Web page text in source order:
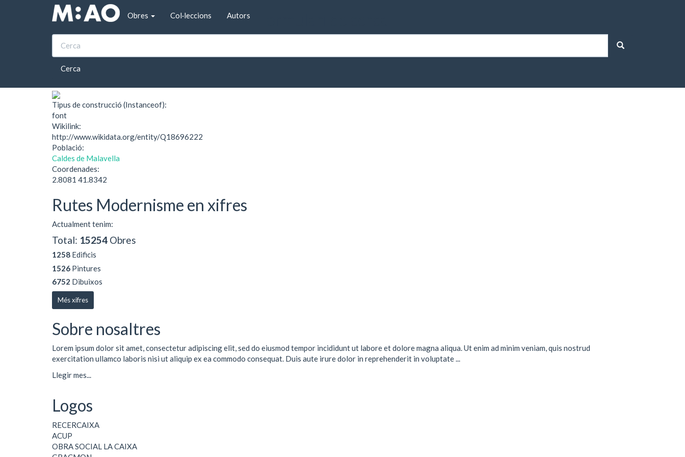
Vés al contingut
Obres
Col·leccions Autors
Cerca
Inici Font de la Vaca (Caldes de Malavella)
Font de la Vaca (Caldes de Malavella)
Tipus de construcció (Instanceof):
font
Wikilink:
http://www.wikidata.org/entity/Q18696222
Població:
Caldes de Malavella
Coordenades:
2.8081 41.8342
Rutes Modernisme en xifres
Actualment tenim:
Total: 15254 Obres
1258 Edificis
1526 Pintures
6752 Dibuixos
Més xifres
Sobre nosaltres
Lorem ipsum dolor sit amet, consectetur adipiscing elit, sed do eiusmod tempor incididunt ut labore et dolore magna aliqua. Ut enim ad minim veniam, quis nostrud
exercitation ullamco laboris nisi ut aliquip ex ea commodo consequat. Duis aute irure dolor in reprehenderit in voluptate ...
Llegir mes...
Logos
RECERCAIXA
ACUP
OBRA SOCIAL LA CAIXA